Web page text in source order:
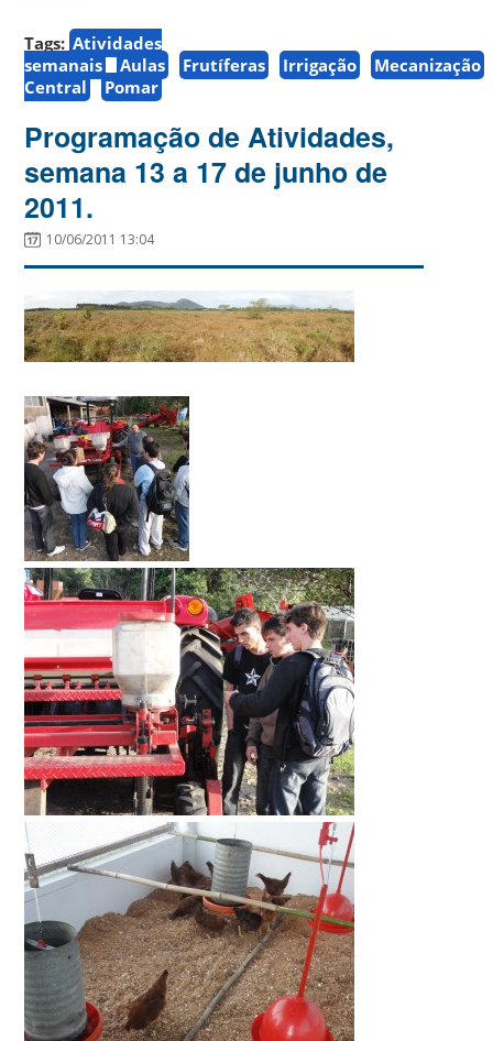
Tags: Atividades
semanais
Aulas Frutíferas Irrigação
Mecanização
Central
Pomar
Programação de Atividades,
semana 13 a 17 de junho de
2011.
10/06/2011 13:04